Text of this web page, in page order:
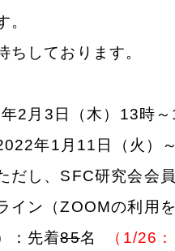
。
ちしております。
2月3日（木）13時
年1月11日（火）
だし、SFC研究会会
イン（ZOOMの利用
：先着85名 （1/26